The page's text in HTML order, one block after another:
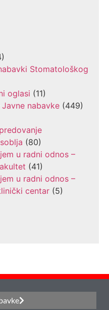
Stomatološkog
oglasi (11)
nabavke (449)
(80)
u radni odnos –
(41)
u radni odnos –
centar (5)